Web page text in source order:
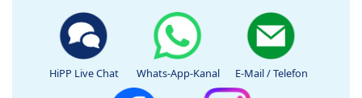
HiPP Live Chat Whats-App-Kanal E-Mail / Telefon